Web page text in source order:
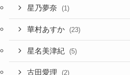
星乃夢奈 (1)
華村あすか (23)
星名美津紀 (5)
古田愛理 (2)